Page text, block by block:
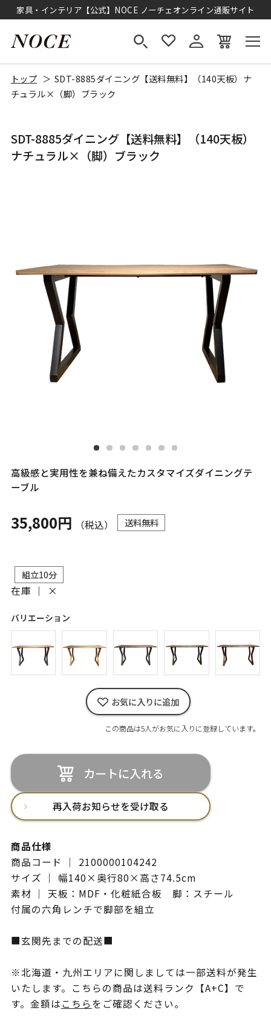
家具・インテリア【公式】NOCE ノーチェオンライン通販サイト
トップ
SDT-8885ダイニング【送料無料】（140天板）ナ
チュラル×（脚）ブラック
SDT-8885ダイニング【送料無料】（140天板）
ナチュラル×（脚）ブラック
高級感と実用性を兼ね備えたカスタマイズダイニングテ
ーブル
35,800円 （税込） 送料無料
組立10分
在庫 ｜ ×
バリエーション
お気に入りに追加
この商品は5人がお気に入りに登録しています。
カートに入れる
再入荷お知らせを受け取る
商品仕様
商品コード ｜ 2100000104242
サイズ ｜ 幅140×奥行80×高さ74.5cm
素材 ｜ 天板：MDF・化粧紙合板 脚：スチール
付属の六角レンチで脚部を組立
■玄関先までの配送■
※北海道・九州エリアに関しましては一部送料が発生
いたします。こちらの商品は送料ランク【A+C】で
す。金額はこちらをご確認ください。